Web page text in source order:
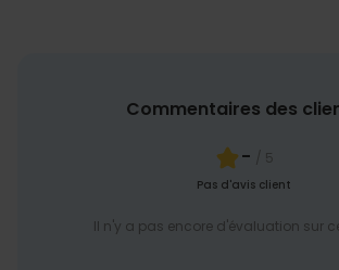
Commentaires des
- / 5
Pas d'avis client
Il n'y a pas encore d'évaluation sur